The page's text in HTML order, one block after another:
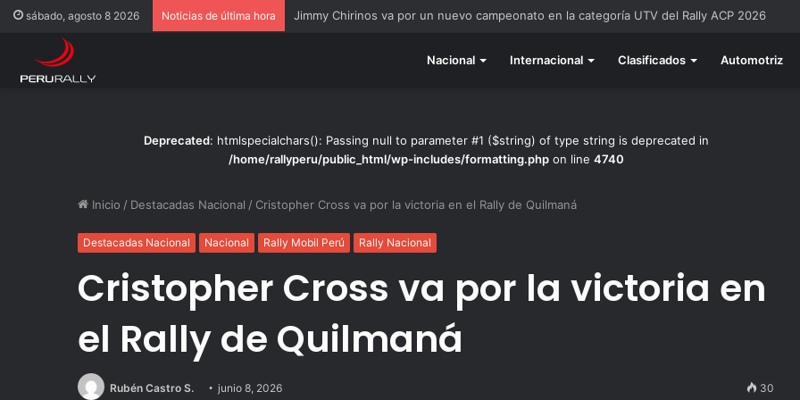
sábado, agosto 8 2026 Noticias de última hora Rally Pisco 2026: todo listo para la gran final del RallyACP
Nacional Internacional Clasificados Automotriz
Deprecated: htmlspecialchars(): Passing null to parameter #1 ($string) of type string is deprecated in
/home/rallyperu/public_html/wp-includes/formatting.phpon line 4740
Inicio / Destacadas Nacional / Cristopher Cross va por la victoria en el Rally de Quilmaná
Destacadas Nacional Nacional Rally Mobil Perú Rally Nacional
Cristopher Cross va por la victoria en
el Rally de Quilmaná
Rubén Castro S. junio 8, 2026 30